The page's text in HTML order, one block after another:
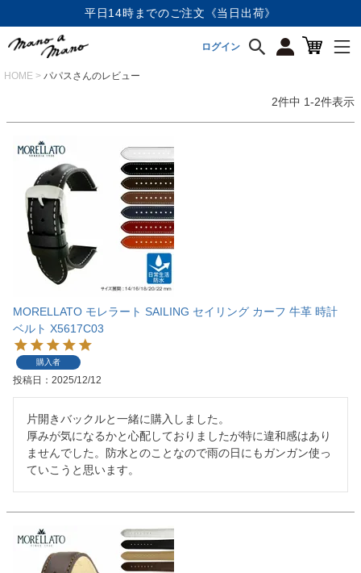
平日14時までのご注文《当日出荷》
ログイン
HOME パパスさんのレビュー
2件中 1-2件表示
MORELLATO モレラート SAILING セイリング カーフ 牛革 時計
ベルト X5617C03
購入者
投稿日 2025/12/12
片開きバックルと一緒に購入しました。
厚みが気になるかと心配しておりましたが特に違和感はあり
ませんでした。防水とのことなので雨の日にもガンガン使っ
ていこうと思います。